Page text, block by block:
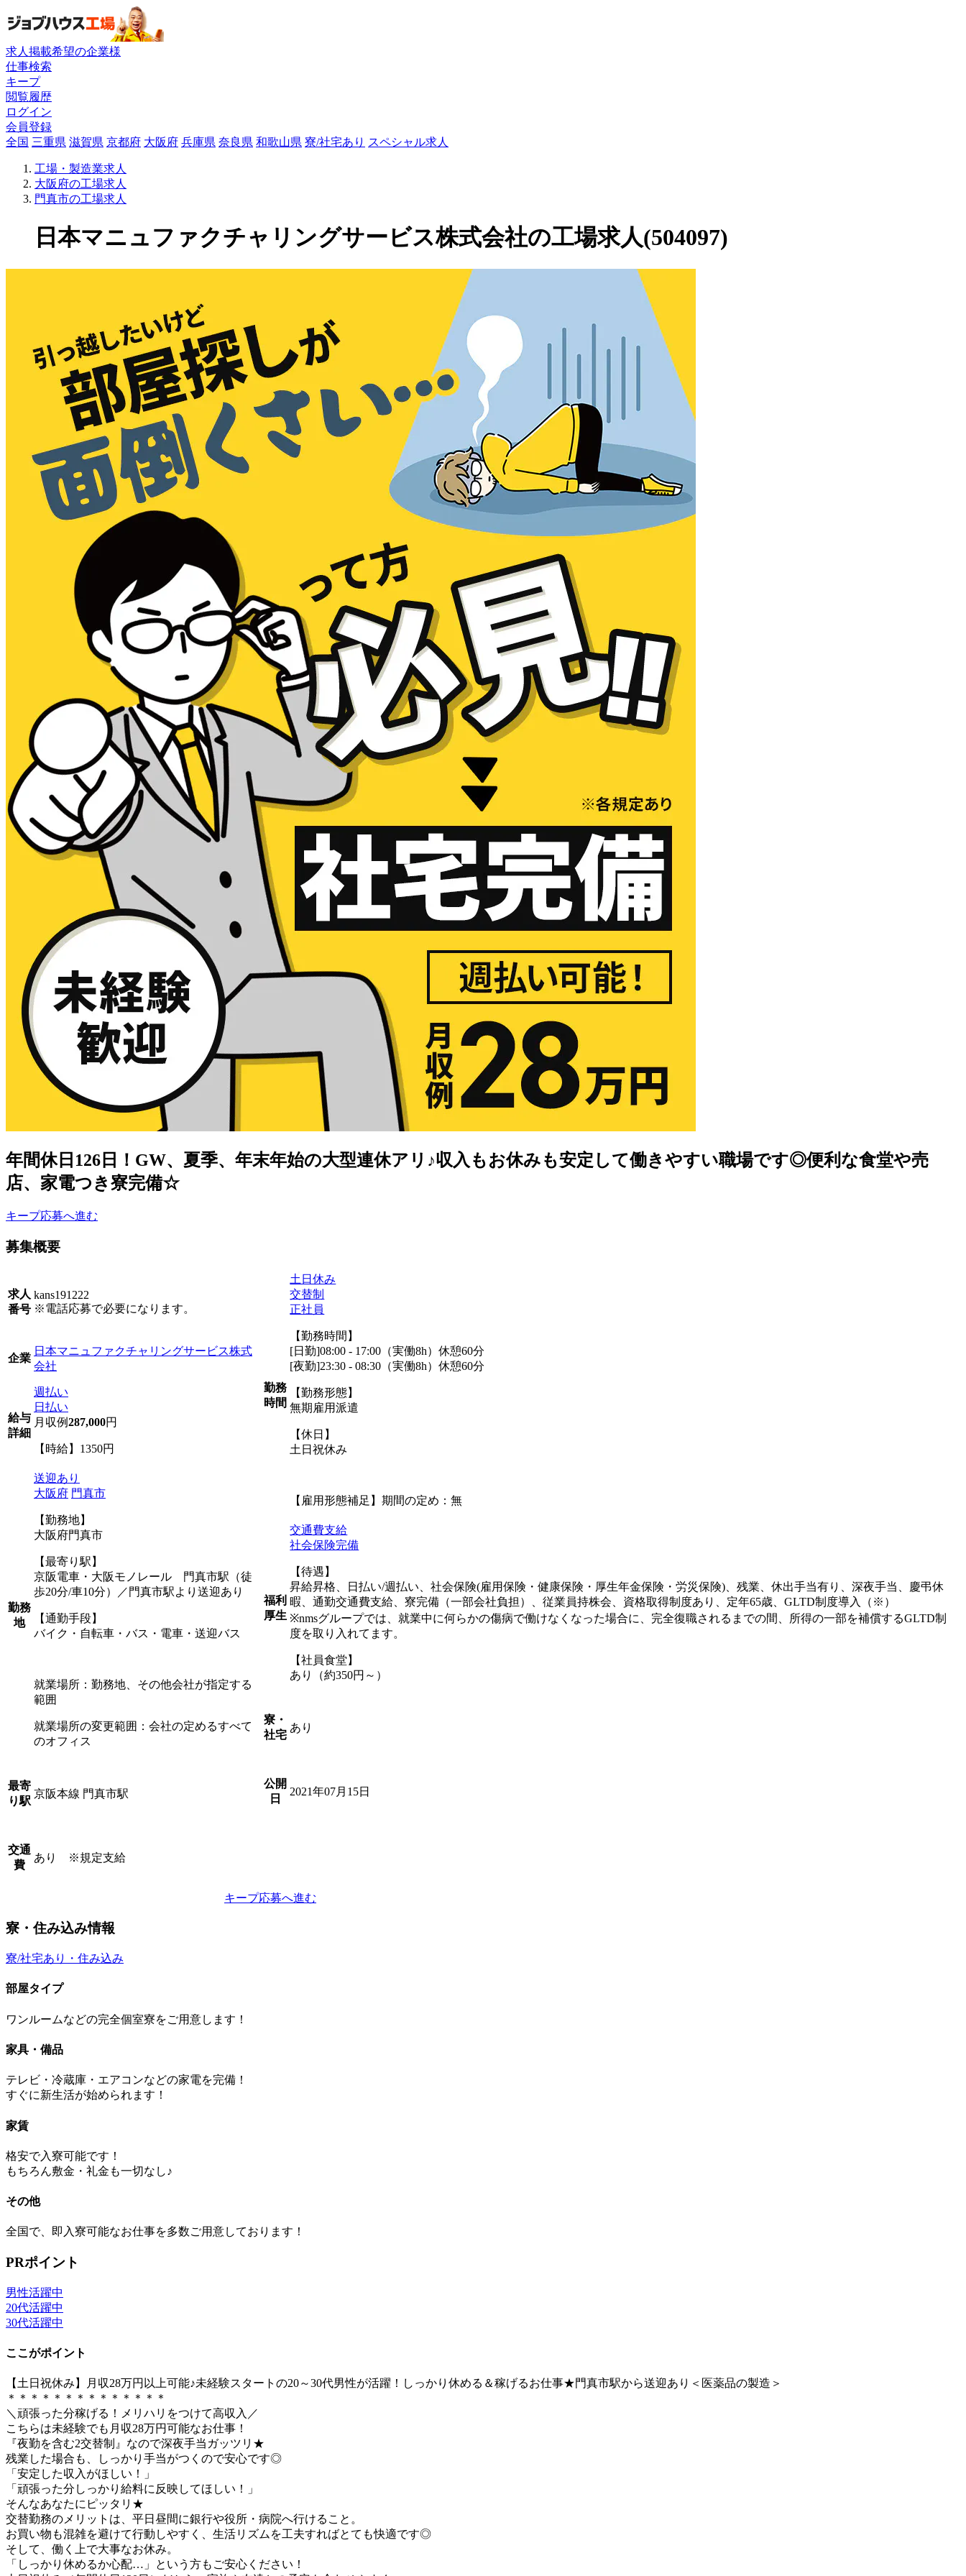
求人掲載希望の企業様
仕事検索
キープ
閲覧履歴
ログイン
会員登録
全国 三重県 滋賀県 京都府 大阪府 兵庫県 奈良県 和歌山県 寮/社宅あり スペシャル求人
工場・製造業求人
大阪府の工場求人
門真市の工場求人
日本マニュファクチャリングサービス株式会社の工場求人(504097)
年間休日126日！GW、夏季、年末年始の大型連休アリ♪収入もお休みも安定して働きやすい職場です◎便利な食堂や売
店、家電つき寮完備☆
キープ応募へ進む
募集概要
求人
番号
kans191222
※電話応募で必要になります。
企業
日本マニュファクチャリングサービス株式
会社
給与
詳細
週払い
日払い
月収例287,000円
【時給】1350円
勤務
地
送迎あり
大阪府 門真市
【勤務地】
大阪府門真市
【最寄り駅】
京阪電車・大阪モノレール 門真市駅（徒
歩20分/車10分）／門真市駅より送迎あり
【通勤手段】
バイク・自転車・バス・電車・送迎バス
就業場所：勤務地、その他会社が指定する
範囲
就業場所の変更範囲：会社の定めるすべて
のオフィス
最寄
り駅
京阪本線 門真市駅
交通
費
あり ※規定支給
勤務
時間
土日休み
交替制
正社員
【勤務時間】
[日勤]08:00 - 17:00（実働8h）休憩60分
[夜勤]23:30 - 08:30（実働8h）休憩60分
【勤務形態】
無期雇用派遣
【休日】
土日祝休み
【雇用形態補足】期間の定め：無
福利
厚生
交通費支給
社会保険完備
【待遇】
昇給昇格、日払い/週払い、社会保険(雇用保険・健康保険・厚生年金保険・労災保険)、残業、休出手当有り、深夜手当、慶弔休
暇、通勤交通費支給、寮完備（一部会社負担）、従業員持株会、資格取得制度あり、定年65歳、GLTD制度導入（※）
※nmsグループでは、就業中に何らかの傷病で働けなくなった場合に、完全復職されるまでの間、所得の一部を補償するGLTD制
度を取り入れてます。
【社員食堂】
あり（約350円～）
寮・
社宅
あり
公開
日
2021年07月15日
キープ応募へ進む
寮・住み込み情報
寮/社宅あり・住み込み
部屋タイプ
ワンルームなどの完全個室寮をご用意します！
家具・備品
テレビ・冷蔵庫・エアコンなどの家電を完備！
すぐに新生活が始められます！
家賃
格安で入寮可能です！
もちろん敷金・礼金も一切なし♪
その他
全国で、即入寮可能なお仕事を多数ご用意しております！
PRポイント
男性活躍中
20代活躍中
30代活躍中
ここがポイント
【土日祝休み】月収28万円以上可能♪未経験スタートの20～30代男性が活躍！しっかり休める＆稼げるお仕事★門真市駅から送迎あり＜医薬品の製造＞
＊＊＊＊＊＊＊＊＊＊＊＊＊＊
＼頑張った分稼げる！メリハリをつけて高収入／
こちらは未経験でも月収28万円可能なお仕事！
『夜勤を含む2交替制』なので深夜手当ガッツリ★
残業した場合も、しっかり手当がつくので安心です◎
「安定した収入がほしい！」
「頑張った分しっかり給料に反映してほしい！」
そんなあなたにピッタリ★
交替勤務のメリットは、平日昼間に銀行や役所・病院へ行けること。
お買い物も混雑を避けて行動しやすく、生活リズムを工夫すればとても快適です◎
そして、働く上で大事なお休み。
「しっかり休めるか心配…」という方もご安心ください！